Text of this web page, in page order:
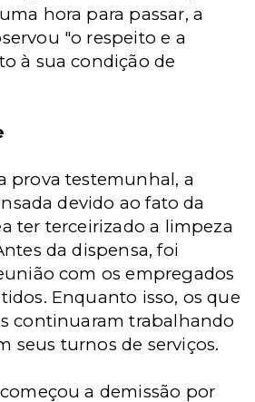
hora para passar, a
"o respeito e a
à sua condição de
prova testemunhal, a
devido ao fato da
ter terceirizado a limpeza
da dispensa, foi
com os empregados
Enquanto isso, os que
continuaram trabalhando
seus turnos de serviços.
a demissão por